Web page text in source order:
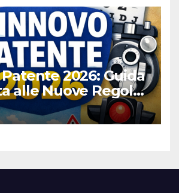
2026: Guida
alle Nuove Regole,
e Costi